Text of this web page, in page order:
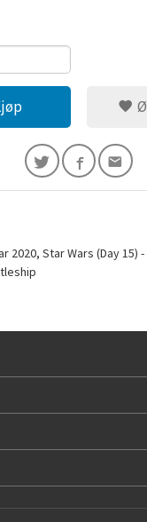
2020, Star Wars (Day 15) -